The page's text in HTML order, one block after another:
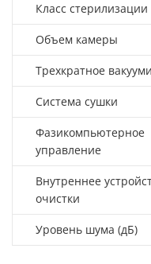
Класс стерилизации
Объем камеры
Трехкратное
Система сушки
Фазикомпьютерное
управление
Внутреннее
очистки
Уровень шума (дБ)